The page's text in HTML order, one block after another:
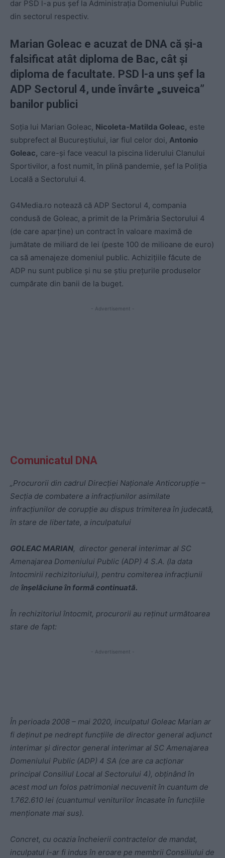
dar PSD l-a pus șef la Administrația Domeniului Public
din sectorul respectiv.
Marian Goleac e acuzat de DNA că și-a
falsificat atât diploma de Bac, cât și
diploma de facultate. PSD l-a uns șef la
ADP Sectorul 4, unde învârte „suveica”
banilor publici
Soția lui Marian Goleac, Nicoleta-Matilda Goleac, este
subprefect al Bucureștiului, iar fiul celor doi, Antonio
Goleac, care-și face veacul la piscina liderului Clanului
Sportivilor, a fost numit, în plină pandemie, șef la Poliția
Locală a Sectorului 4.
G4Media.ro notează că ADP Sectorul 4, compania
condusă de Goleac, a primit de la Primăria Sectorului 4
(de care aparține) un contract în valoare maximă de
jumătate de miliard de lei (peste 100 de milioane de euro)
ca să amenajeze domeniul public. Achizițiile făcute de
ADP nu sunt publice și nu se știu prețurile produselor
cumpărate din banii de la buget.
- Advertisement -
Comunicatul DNA
„Procurorii din cadrul Direcției Naționale Anticorupție –
Secția de combatere a infracțiunilor asimilate
infracțiunilor de corupție au dispus trimiterea în judecată,
în stare de libertate, a inculpatului
GOLEAC MARIAN, director general interimar al SC
Amenajarea Domeniului Public (ADP) 4 S.A. (la data
întocmirii rechizitoriului), pentru comiterea infracțiunii
de înșelăciune în formă continuată.
În rechizitoriul întocmit, procurorii au reținut următoarea
stare de fapt:
- Advertisement -
În perioada 2008 – mai 2020, inculpatul Goleac Marian ar
fi deținut pe nedrept funcțiile de director general adjunct
interimar și director general interimar al SC Amenajarea
Domeniului Public (ADP) 4 SA (ce are ca acționar
principal Consiliul Local al Sectorului 4), obținând în
acest mod un folos patrimonial necuvenit în cuantum de
1.762.610 lei (cuantumul veniturilor încasate în funcțiile
menționate mai sus).
Concret, cu ocazia încheierii contractelor de mandat,
inculpatul i-ar fi indus în eroare pe membrii Consiliului de